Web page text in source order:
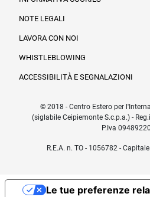
NOTE LEGALI
LAVORA CON NOI
WHISTLEBLOWING
ACCESSIBILITÀ E SEGNALAZIONI
© 2018 - Centro Estero per
(siglabile Ceipiemonte S.c.p.a.) -
P.Iva
R.E.A. n. TO - 1056782 -
Le tue preferenze